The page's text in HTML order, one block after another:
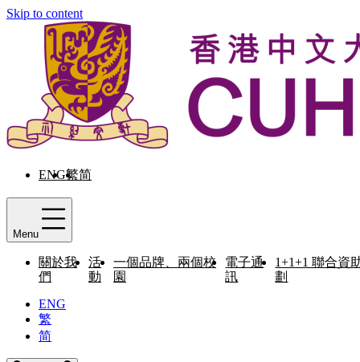
Skip to content
ENG繁简
Menu
關於我
們
活
動
一個品牌、兩個校
園
電子通
訊
1+1+1 聯合資
劃
ENG
繁
简